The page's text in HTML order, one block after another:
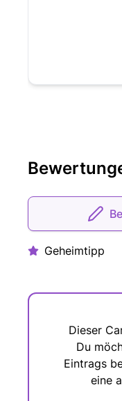
Geheimtipp
Dieser
Du
Eintrags
eine